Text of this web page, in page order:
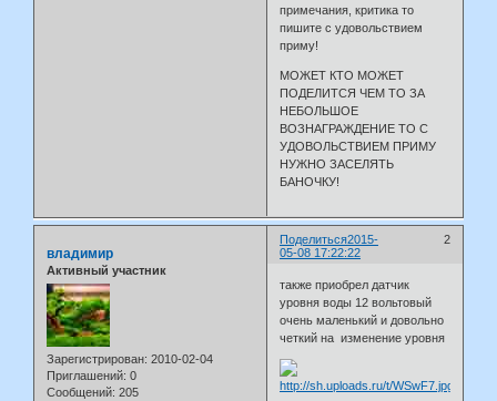
примечания, критика то
пишите с удовольствием
приму!
МОЖЕТ КТО МОЖЕТ
ПОДЕЛИТСЯ ЧЕМ ТО ЗА
НЕБОЛЬШОЕ
ВОЗНАГРАЖДЕНИЕ ТО С
УДОВОЛЬСТВИЕМ ПРИМУ
НУЖНО ЗАСЕЛЯТЬ
БАНОЧКУ!
Поделиться 2
2015-
05-08 17:22:22
владимир
Активный участник
Зарегистрирован: 2010-02-04
Приглашений: 0
Сообщений: 205
также приобрел датчик
уровня воды 12 вольтовый
очень маленький и довольно
четкий на изменение уровня